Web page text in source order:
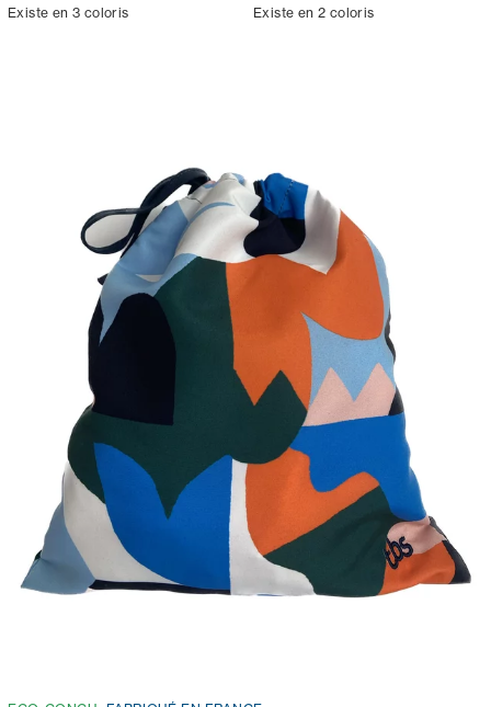
Existe en 3 coloris Existe en 2 coloris